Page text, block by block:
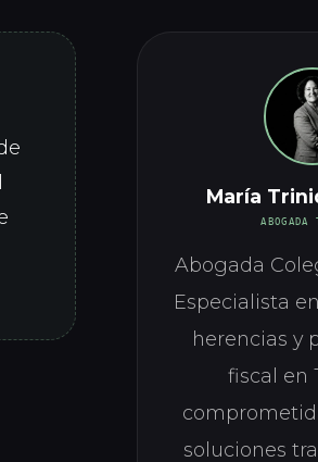
María
ABOGADA
Abogada
Especialista
herencias y
fiscal en
soluciones